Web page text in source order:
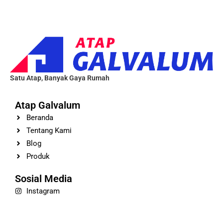
Satu Atap, Banyak Gaya Rumah
Atap Galvalum
Beranda
Tentang Kami
Blog
Produk
Sosial Media
Instagram